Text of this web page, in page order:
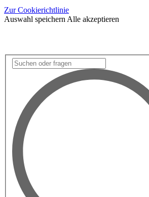
Zur Cookierichtlinie
Auswahl speichern Alle akzeptieren